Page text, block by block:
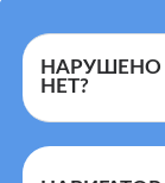
НАРУШЕНО
НЕТ?